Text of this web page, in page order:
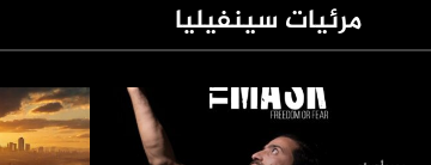
مرئيات سينفيليا